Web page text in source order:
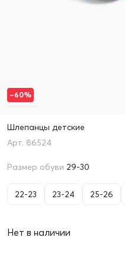
Шлепанцы детские
86524
Размер обуви 29-30
22-23 23-24 25-26
Нет в наличии
–60%